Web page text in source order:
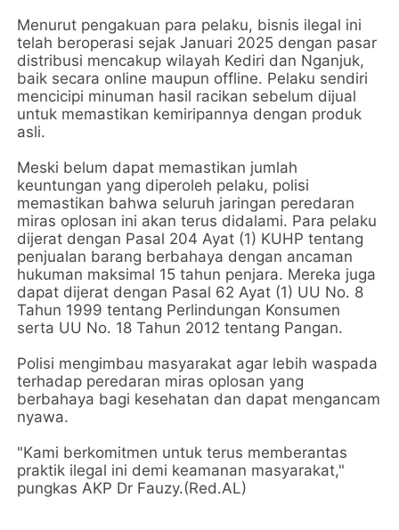
Menurut pengakuan para pelaku, bisnis ilegal ini
telah beroperasi sejak Januari 2025 dengan pasar
distribusi mencakup wilayah Kediri dan Nganjuk,
baik secara online maupun offline. Pelaku sendiri
mencicipi minuman hasil racikan sebelum dijual
untuk memastikan kemiripannya dengan produk
asli.
Meski belum dapat memastikan jumlah
keuntungan yang diperoleh pelaku, polisi
memastikan bahwa seluruh jaringan peredaran
miras oplosan ini akan terus didalami. Para pelaku
dijerat dengan Pasal 204 Ayat (1) KUHP tentang
penjualan barang berbahaya dengan ancaman
hukuman maksimal 15 tahun penjara. Mereka juga
dapat dijerat dengan Pasal 62 Ayat (1) UU No. 8
Tahun 1999 tentang Perlindungan Konsumen
serta UU No. 18 Tahun 2012 tentang Pangan.
Polisi mengimbau masyarakat agar lebih waspada
terhadap peredaran miras oplosan yang
berbahaya bagi kesehatan dan dapat mengancam
nyawa.
"Kami berkomitmen untuk terus memberantas
praktik ilegal ini demi keamanan masyarakat,"
pungkas AKP Dr Fauzy.(Red.AL)